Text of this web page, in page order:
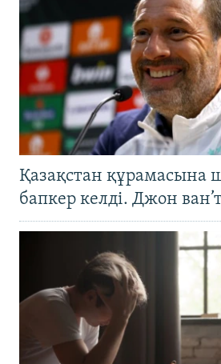
Қазақстан құрамасына
бапкер келді. Джон